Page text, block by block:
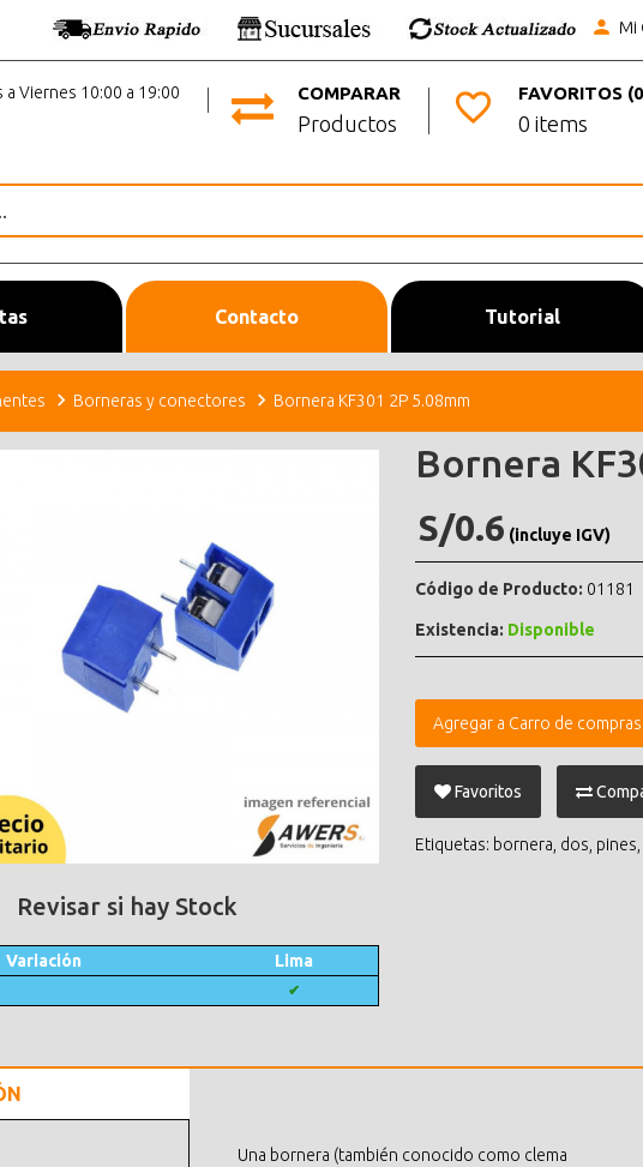
Mi
FAVORITOS
0 items
COMPARAR
Productos
a Viernes 10:00 a 19:00
Contacto Tutorial
Borneras y conectores Bornera KF301 2P 5.08mm
Revisar si hay Stock
Variación Lima
✔
Bornera
S/0.6 (incluye IGV)
Código de Producto: 01181
Existencia: Disponible
Agregar a Carro de compras
Favoritos
Etiquetas: bornera dos pines
Una bornera (también conocido como clema